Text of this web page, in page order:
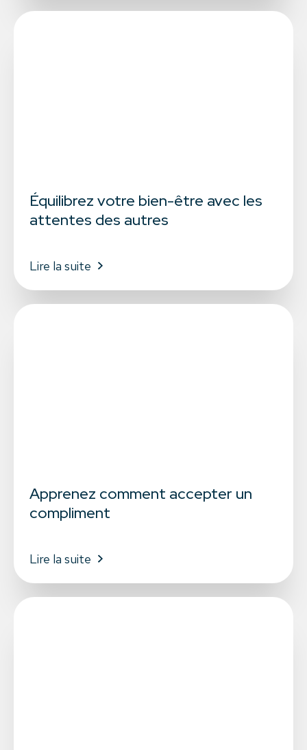
Équilibrez votre bien-être avec les
attentes des autres
Lire la suite
Apprenez comment accepter un
compliment
Lire la suite